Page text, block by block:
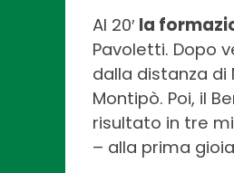
Al 20′ la
Pavoletti. Dopo
dalla distanza
Montipò. Poi, il
risultato in tre
– alla prima